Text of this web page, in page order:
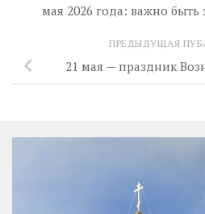
мая 2026 года: важно
ПРЕДЫДУЩАЯ
21 мая — праздник